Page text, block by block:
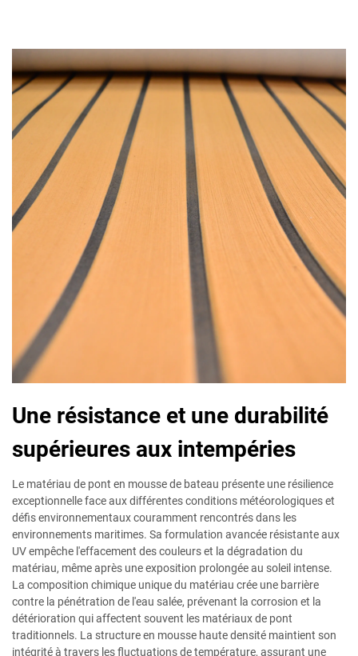
Une résistance et une durabilité
supérieures aux intempéries
Le matériau de pont en mousse de bateau présente une résilience
exceptionnelle face aux différentes conditions météorologiques et
défis environnementaux couramment rencontrés dans les
environnements maritimes. Sa formulation avancée résistante aux
UV empêche l'effacement des couleurs et la dégradation du
matériau, même après une exposition prolongée au soleil intense.
La composition chimique unique du matériau crée une barrière
contre la pénétration de l'eau salée, prévenant la corrosion et la
détérioration qui affectent souvent les matériaux de pont
traditionnels. La structure en mousse haute densité maintient son
intégrité à travers les fluctuations de température, assurant une